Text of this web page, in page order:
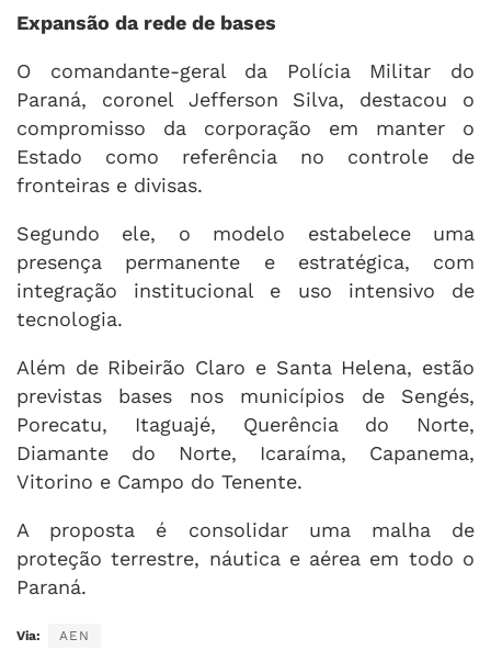
Expansão da rede de bases
O comandante-geral da Polícia Militar do
Paraná, coronel Jefferson Silva, destacou o
compromisso da corporação em manter o
Estado como referência no controle de
fronteiras e divisas.
Segundo ele, o modelo estabelece uma
presença permanente e estratégica, com
integração institucional e uso intensivo de
tecnologia.
Além de Ribeirão Claro e Santa Helena, estão
previstas bases nos municípios de Sengés,
Porecatu, Itaguajé, Querência do Norte,
Diamante do Norte, Icaraíma, Capanema,
Vitorino e Campo do Tenente.
A proposta é consolidar uma malha de
proteção terrestre, náutica e aérea em todo o
Paraná.
Via: AEN